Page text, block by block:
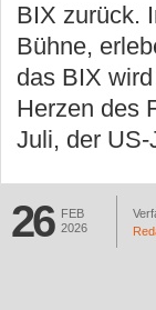
BIX zurück.
Bühne,
das BIX
Herzen des
Juli, der
26
FEB
2026